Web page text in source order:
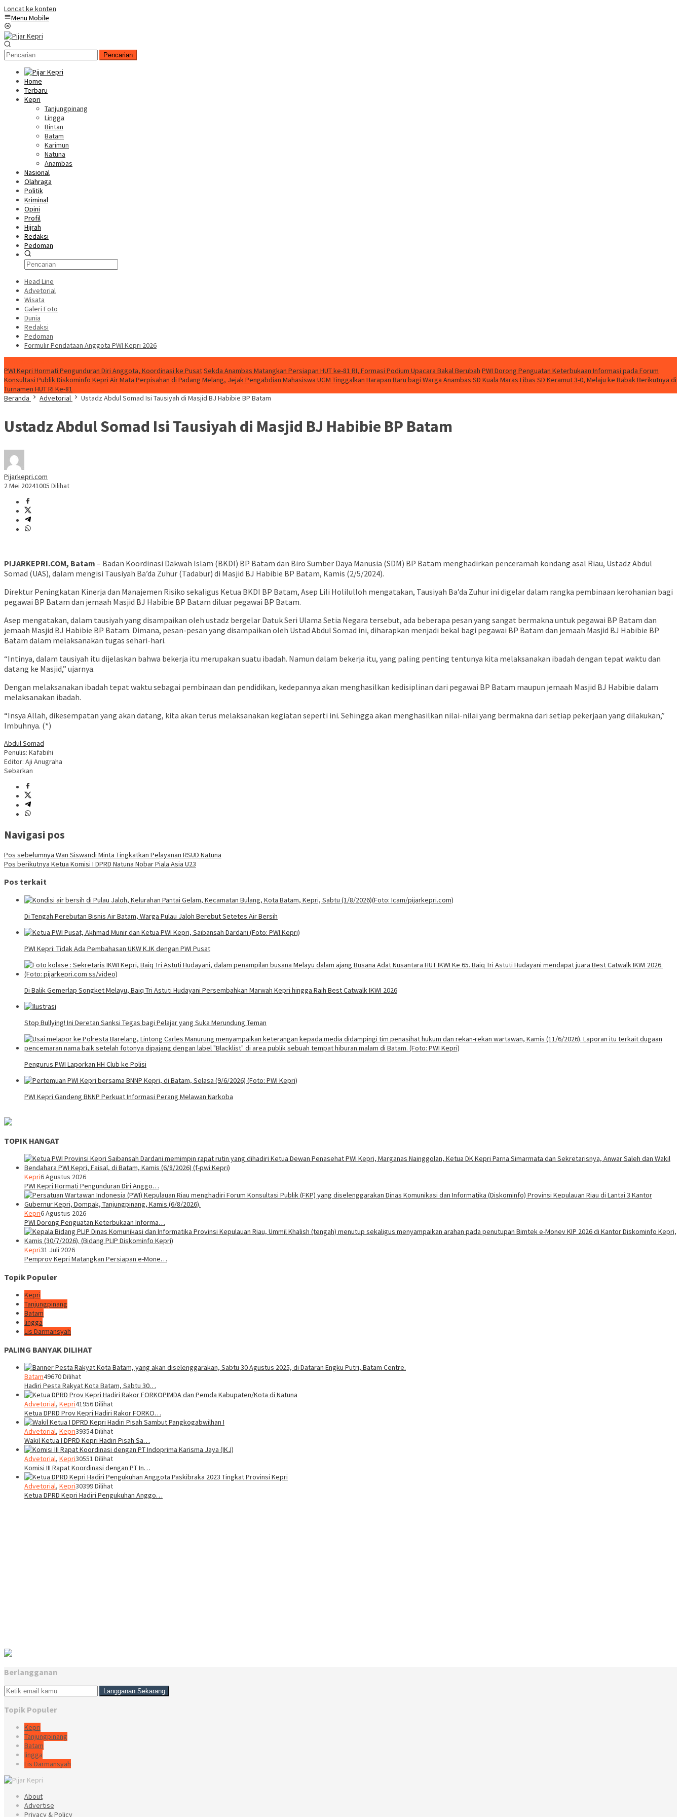
Loncat ke konten
Menu Mobile
Pencarian
Home
Terbaru
Kepri
Tanjungpinang
Lingga
Bintan
Batam
Karimun
Natuna
Anambas
Nasional
Olahraga
Politik
Kriminal
Opini
Profil
Hijrah
Redaksi
Pedoman
Head Line
Advetorial
Wisata
Galeri Foto
Dunia
Redaksi
Pedoman
Formulir Pendataan Anggota PWI Kepri 2026
PWI Kepri Hormati Pengunduran Diri Anggota, Koordinasi ke PusatSekda Anambas Matangkan Persiapan HUT ke-81 RI, Formasi Podium Upacara Bakal Berubah PWI Dorong Penguatan Keterbukaan Informasi pada Forum
Konsultasi Publik Diskominfo Kepri Air Mata Perpisahan di Padang Melang, Jejak Pengabdian Mahasiswa UGM Tinggalkan Harapan Baru bagi Warga Anambas SD Kuala Maras Libas SD Keramut 3-0, Melaju ke Babak Berikutnya di
Turnamen HUT RI Ke-81
Beranda
Advetorial Ustadz Abdul Somad Isi Tausiyah di Masjid BJ Habibie BP Batam
Ustadz Abdul Somad Isi Tausiyah di Masjid BJ Habibie BP Batam
Pijarkepri.com
2 Mei 20241005 Dilihat
PIJARKEPRI.COM, Batam – Badan Koordinasi Dakwah Islam (BKDI) BP Batam dan Biro Sumber Daya Manusia (SDM) BP Batam menghadirkan penceramah kondang asal Riau, Ustadz Abdul
Somad (UAS), dalam mengisi Tausiyah Ba’da Zuhur (Tadabur) di Masjid BJ Habibie BP Batam, Kamis (2/5/2024).
Direktur Peningkatan Kinerja dan Manajemen Risiko sekaligus Ketua BKDI BP Batam, Asep Lili Holilulloh mengatakan, Tausiyah Ba’da Zuhur ini digelar dalam rangka pembinaan kerohanian bagi
pegawai BP Batam dan jemaah Masjid BJ Habibie BP Batam diluar pegawai BP Batam.
Asep mengatakan, dalam tausiyah yang disampaikan oleh ustadz bergelar Datuk Seri Ulama Setia Negara tersebut, ada beberapa pesan yang sangat bermakna untuk pegawai BP Batam dan
jemaah Masjid BJ Habibie BP Batam. Dimana, pesan-pesan yang disampaikan oleh Ustad Abdul Somad ini, diharapkan menjadi bekal bagi pegawai BP Batam dan jemaah Masjid BJ Habibie BP
Batam dalam melaksanakan tugas sehari-hari.
“Intinya, dalam tausiyah itu dijelaskan bahwa bekerja itu merupakan suatu ibadah. Namun dalam bekerja itu, yang paling penting tentunya kita melaksanakan ibadah dengan tepat waktu dan
datang ke Masjid,” ujarnya.
Dengan melaksanakan ibadah tepat waktu sebagai pembinaan dan pendidikan, kedepannya akan menghasilkan kedisiplinan dari pegawai BP Batam maupun jemaah Masjid BJ Habibie dalam
melaksanakan ibadah.
“Insya Allah, dikesempatan yang akan datang, kita akan terus melaksanakan kegiatan seperti ini. Sehingga akan menghasilkan nilai-nilai yang bermakna dari setiap pekerjaan yang dilakukan,”
Imbuhnya. (*)
Abdul Somad
Penulis: Kafabihi
Editor: Aji Anugraha
Sebarkan
Navigasi pos
Pos sebelumnya Wan Siswandi Minta Tingkatkan Pelayanan RSUD Natuna
Pos berikutnya Ketua Komisi I DPRD Natuna Nobar Piala Asia U23
Pos terkait
Di Tengah Perebutan Bisnis Air Batam, Warga Pulau Jaloh Berebut Setetes Air Bersih
PWI Kepri: Tidak Ada Pembahasan UKW KJK dengan PWI Pusat
Di Balik Gemerlap Songket Melayu, Baiq Tri Astuti Hudayani Persembahkan Marwah Kepri hingga Raih Best Catwalk IKWI 2026
Stop Bullying! Ini Deretan Sanksi Tegas bagi Pelajar yang Suka Merundung Teman
Pengurus PWI Laporkan HH Club ke Polisi
PWI Kepri Gandeng BNNP Perkuat Informasi Perang Melawan Narkoba
TOPIK HANGAT
Kepri6 Agustus 2026
PWI Kepri Hormati Pengunduran Diri Anggo…
Kepri6 Agustus 2026
PWI Dorong Penguatan Keterbukaan Informa…
Kepri31 Juli 2026
Pemprov Kepri Matangkan Persiapan e-Mone…
Topik Populer
Kepri
Tanjungpinang
Batam
lingga
Lis Darmansyah
PALING BANYAK DILIHAT
Batam49670 Dilihat
Hadiri Pesta Rakyat Kota Batam, Sabtu 30…
Advetorial, Kepri41956 Dilihat
Ketua DPRD Prov Kepri Hadiri Rakor FORKO…
Advetorial, Kepri39354 Dilihat
Wakil Ketua I DPRD Kepri Hadiri Pisah Sa…
Advetorial, Kepri30551 Dilihat
Komisi III Rapat Koordinasi dengan PT In…
Advetorial, Kepri30399 Dilihat
Ketua DPRD Kepri Hadiri Pengukuhan Anggo…
Berlangganan
Topik Populer
Kepri
Tanjungpinang
Batam
lingga
Lis Darmansyah
About
Advertise
Privacy & Policy